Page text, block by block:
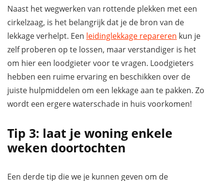
Naast het wegwerken van rottende plekken met een
cirkelzaag, is het belangrijk dat je de bron van de
lekkage verhelpt. Een leidinglekkage repareren kun je
zelf proberen op te lossen, maar verstandiger is het
om hier een loodgieter voor te vragen. Loodgieters
hebben een ruime ervaring en beschikken over de
juiste hulpmiddelen om een lekkage aan te pakken. Zo
wordt een ergere waterschade in huis voorkomen!
Tip 3: laat je woning enkele
weken doortochten
Een derde tip die we je kunnen geven om de